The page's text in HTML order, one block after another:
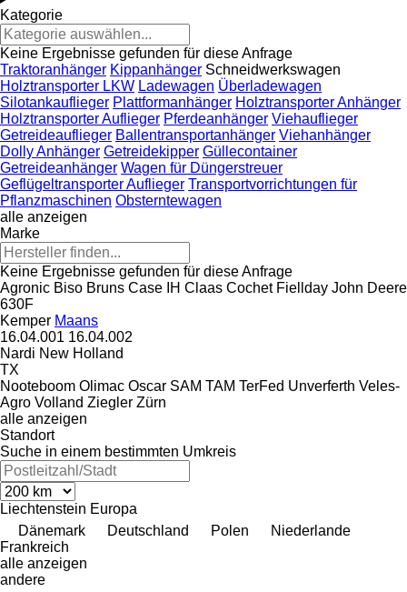
Kategorie
Keine Ergebnisse gefunden für diese Anfrage
Traktoranhänger Kippanhänger Schneidwerkswagen
Holztransporter LKW Ladewagen Überladewagen
Silotankauflieger Plattformanhänger Holztransporter Anhänger
Holztransporter Auflieger Pferdeanhänger Viehauflieger
Getreideauflieger Ballentransportanhänger Viehanhänger
Dolly Anhänger Getreidekipper Güllecontainer
Getreideanhänger Wagen für Düngerstreuer
Geflügeltransporter Auflieger Transportvorrichtungen für
Pflanzmaschinen Obsterntewagen
alle anzeigen
Marke
Keine Ergebnisse gefunden für diese Anfrage
Agronic Biso Bruns Case IH Claas Cochet Fiellday John Deere
630F
Kemper Maans
16.04.001 16.04.002
Nardi New Holland
TX
Nooteboom Olimac Oscar SAM TAM TerFed Unverferth Veles-
Agro Volland Ziegler Zürn
alle anzeigen
Standort
Suche in einem bestimmten Umkreis
Liechtenstein Europa
Dänemark
Deutschland Polen
Niederlande
Frankreich
alle anzeigen
andere